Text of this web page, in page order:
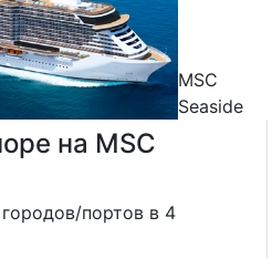
MSC
Seaside
на MSC
портов в 4